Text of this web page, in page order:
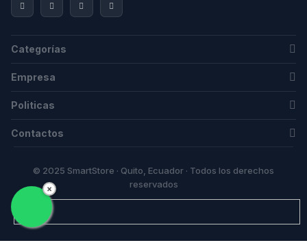
Categorías
Empresa
Politicas
Contactos
© 2025 SmartStore · Quito, Ecuador · Todos los derechos
reservados
×